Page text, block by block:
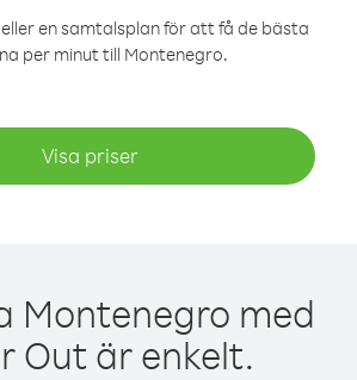
en samtalsplan för att få de bästa
per minut till Montenegro.
Visa priser
Montenegro med
Out är enkelt.